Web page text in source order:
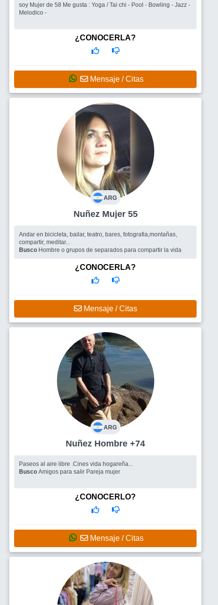
soy Mujer de 58 Me gusta : Yoga / Tai chi - Pool - Bowling - Jazz -
Melodico -
¿CONOCERLA?
Mensaje / Citas
ARG
Nuñez Mujer 55
Andar en bicicleta, bailar, teatro, bares, fotografia,montañas,
compartir, meditar...
Busco Hombre o grupos de separados para compartir la vida
¿CONOCERLA?
Mensaje / Citas
ARG
Nuñez Hombre +74
Paseos al aire libre .Cines vida hogareña...
Busco
Amigos para salir Pareja mujer
¿CONOCERLO?
Mensaje / Citas